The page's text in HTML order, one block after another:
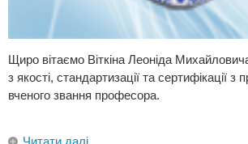
Щиро вітаємо Віткіна Леоніда
з якості, стандартизації та сертифікації з
вченого звання професора.